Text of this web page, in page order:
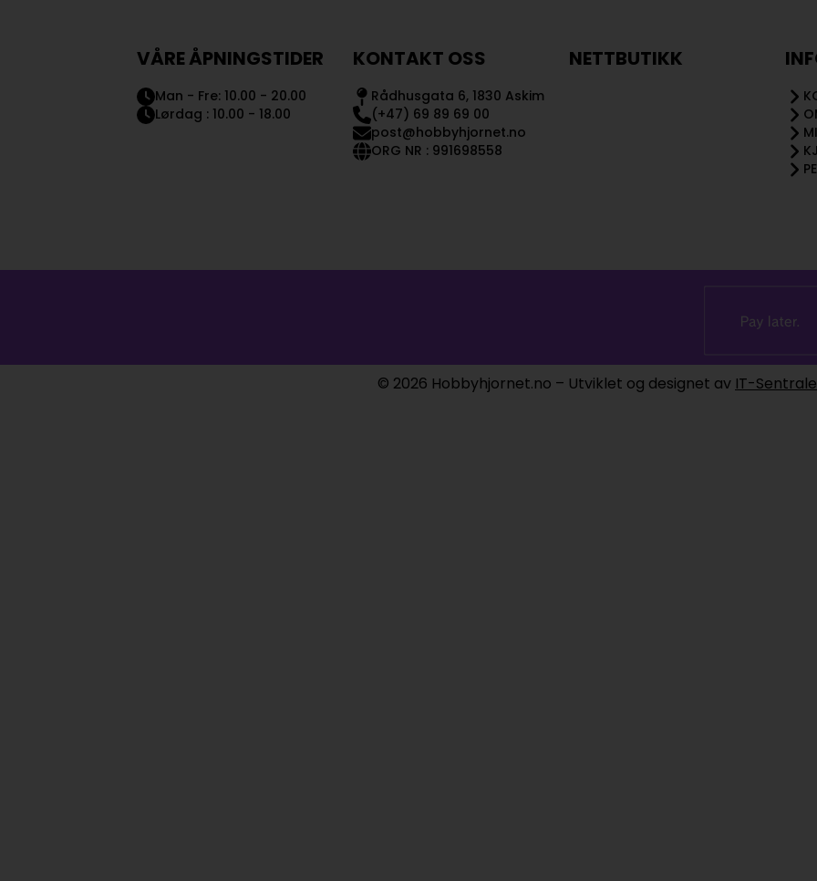
VÅRE ÅPNINGSTIDER
Man - Fre: 10.00 - 20.00
Lørdag : 10.00 - 18.00
KONTAKT OSS
Rådhusgata 6, 1830 Askim
(+47) 69 89 69 00
post@hobbyhjornet.no
ORG NR : 991698558
NETTBUTIKK
© 2026 Hobbyhjornet.no – Utviklet og designet av IT-